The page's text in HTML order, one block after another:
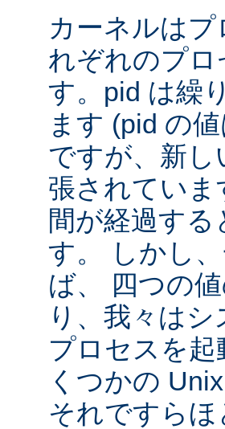
カーネルは
れぞれのプ
す。pid は繰
ます (pid の
ですが、新
張されてい
間が経過す
す。 しかし
ば、 四つの
り、我々は
プロセスを
くつかの
それですら